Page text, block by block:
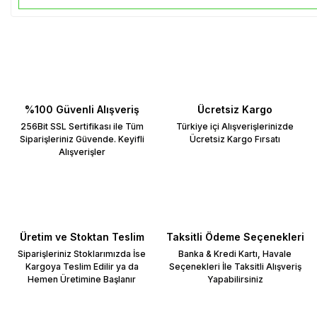
%100 Güvenli Alışveriş
256Bit SSL Sertifikası ile Tüm
Siparişleriniz Güvende. Keyifli
Alışverişler
Ücretsiz Kargo
Türkiye içi Alışverişlerinizde
Ücretsiz Kargo Fırsatı
Üretim ve Stoktan Teslim
Siparişleriniz Stoklarımızda İse
Kargoya Teslim Edilir ya da
Hemen Üretimine Başlanır
Taksitli Ödeme Seçenekleri
Banka & Kredi Kartı, Havale
Seçenekleri İle Taksitli Alışveriş
Yapabilirsiniz